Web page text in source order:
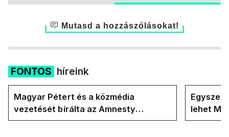
Mutasd a hozzászólásokat!
FONTOS híreink
Magyar Pétert és a közmédia
vezetését bírálta az Amnesty
International a Klubrádióban
lehet